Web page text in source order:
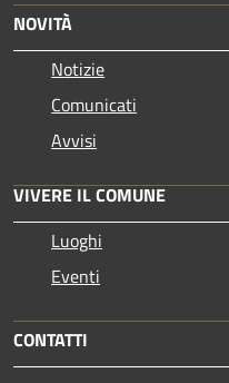
NOVITÀ
Notizie
Comunicati
Avvisi
VIVERE IL COMUNE
Luoghi
Eventi
CONTATTI